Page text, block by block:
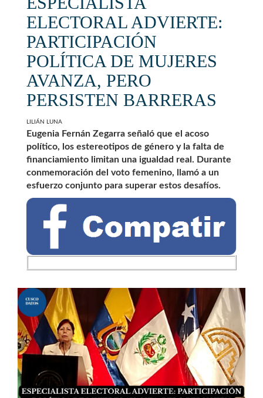
ELECTORAL ADVIERTE:
PARTICIPACIÓN
POLÍTICA DE MUJERES
AVANZA, PERO
PERSISTEN BARRERAS
LILIÁN LUNA
Eugenia Fernán Zegarra señaló que el acoso
político, los estereotipos de género y la falta de
financiamiento limitan una igualdad real. Durante
conmemoración del voto femenino, llamó a un
esfuerzo conjunto para superar estos desafíos.